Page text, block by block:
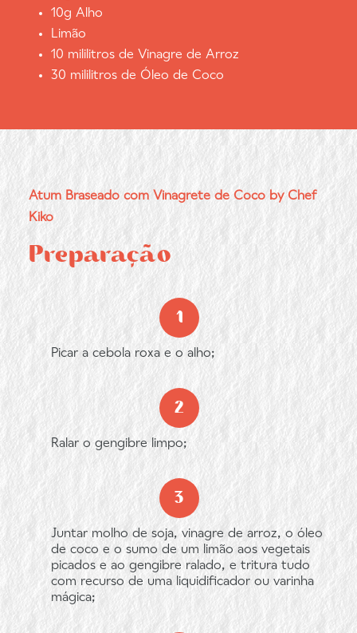
Atum Braseado com Vinagrete de Coco by Chef
Kiko
Preparação
Picar a cebola roxa e o alho;
Ralar o gengibre limpo;
Juntar molho de soja, vinagre de arroz, o óleo
de coco e o sumo de um limão aos vegetais
picados e ao gengibre ralado, e tritura tudo
com recurso de uma liquidificador ou varinha
mágica;
10g Alho
Limão
10 mililitros de Vinagre de Arroz
30 mililitros de Óleo de Coco